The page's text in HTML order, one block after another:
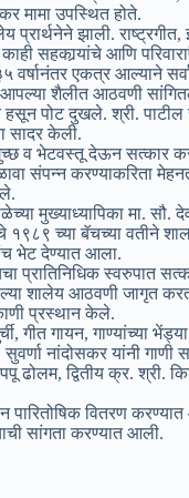
मामा उपस्थित होते.
प्रार्थनेने झाली.
सहकार्‍यांचे आणि
एकत्र आल्याने
शैलीत आठवणी
हसून पोट दुखले. श्री.
सादर केली.
व भेटवस्तू देऊन सत्कार
संपन्न करण्याकरिता
मुख्याध्यापिका मा.
च्या बॅचच्या वतीने
भेट देण्यात आला.
प्रातिनिधिक स्वरुपात
शालेय आठवणी जागृत
प्रस्थान केले.
गीत गायन, गाण्यांच्या
नांदोसकर यांनी
पपू ढोलम, द्वितीय क्र.
पारितोषिक वितरण
सांगता करण्यात आली.